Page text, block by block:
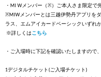
・ MI W メンバー（※）ご本人さま限定で
※MIW メンバーとは三越伊勢丹アプリを
ラス、エムアイカードベーシックいずれ
※詳しくはこちら
・ご入場時に下記を確認いたしますので
1デジタルチケット(ご入場チケット)